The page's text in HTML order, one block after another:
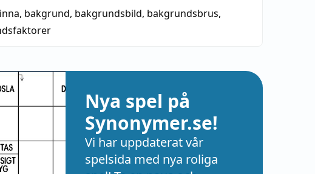
, bakgrund, bakgrundsbild, bakgrundsbrus,
Nya spel på
Synonymer.se!
Vi har uppdaterat vår
spelsida med nya roliga